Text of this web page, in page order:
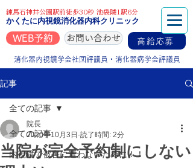
練馬石神井公園駅前徒歩30秒 池袋隣1駅6分
かくたに内視鏡消化器内科クリニック
お問い合わせ
WEB予約 高給応募
消化器内視鏡学会社団評議員・消化器病学会評議員
記事
全ての記事
内視鏡で被害に遭わないために！！
全ての記事
当院が完全予約制にしない
院長
2020年10月3日 読了時間: 2分